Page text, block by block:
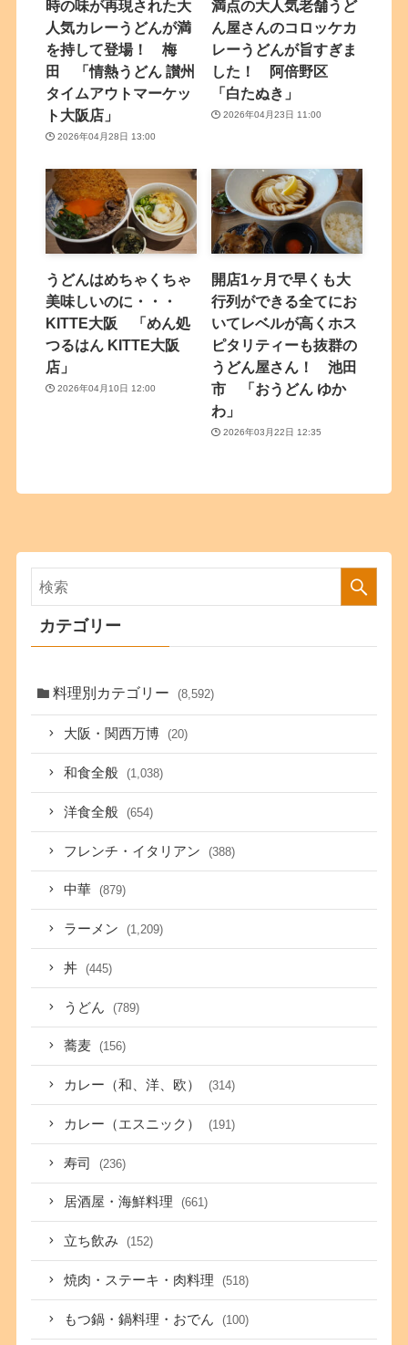
時の味が再現された大
人気カレーうどんが満
を持して登場！ 梅
田 「情熱うどん 讃州
タイムアウトマーケッ
ト大阪店」
2026年04月28日 13:00
満点の大人気老舗うど
ん屋さんのコロッケカ
レーうどんが旨すぎま
した！ 阿倍野区
「白たぬき」
2026年04月23日 11:00
うどんはめちゃくちゃ
美味しいのに・・・
KITTE大阪 「めん処
つるはん KITTE大阪
店」
2026年04月10日 12:00
開店1ヶ月で早くも大
行列ができる全てにお
いてレベルが高くホス
ピタリティーも抜群の
うどん屋さん！ 池田
市 「おうどん ゆか
わ」
2026年03月22日 12:35
カテゴリー
料理別カテゴリー (8,592)
大阪・関西万博 (20)
和食全般 (1,038)
洋食全般 (654)
フレンチ・イタリアン (388)
中華 (879)
ラーメン (1,209)
丼 (445)
うどん (789)
蕎麦 (156)
カレー（和、洋、欧） (314)
カレー（エスニック） (191)
寿司 (236)
居酒屋・海鮮料理 (661)
立ち飲み (152)
焼肉・ステーキ・肉料理 (518)
もつ鍋・鍋料理・おでん (100)